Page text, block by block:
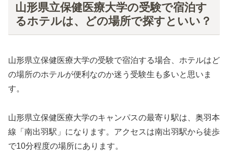
山形県立保健医療大学の受験で宿泊す
るホテルは、どの場所で探すといい？
山形県立保健医療大学の受験で宿泊する場合、ホテルはど
の場所のホテルが便利なのか迷う受験生も多いと思いま
す。
山形県立保健医療大学のキャンパスの最寄り駅は、奥羽本
線「南出羽駅」になります。アクセスは南出羽駅から徒歩
で10分程度の場所にあります。